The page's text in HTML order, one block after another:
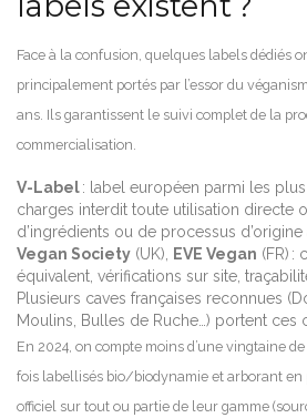
Face à la confusion, quelques labels dédiés
principalement portés par l’essor du
ans. Ils garantissent le suivi complet de la
commercialisation.
V-Label: label européen parmi les
charges interdit toute utilisation directe
d’ingrédients ou de processus d’origine
Vegan Society (UK), EVE Vegan (FR) :
équivalent, vérifications sur site,
Plusieurs caves françaises reconnues
Moulins, Bulles de Ruche…) portent ces
En 2024, on compte moins d’une vingtaine
fois labellisés bio/biodynamie et arborant en
officiel sur tout ou partie de leur gamme